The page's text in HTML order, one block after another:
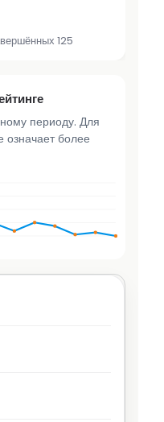
125
периоду. Для
означает более